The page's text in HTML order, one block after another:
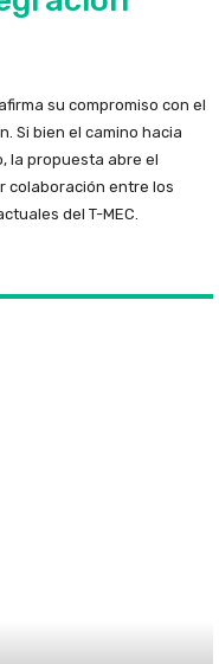
su compromiso con el
Si bien el camino hacia
la propuesta abre el
colaboración entre los
del T-MEC.